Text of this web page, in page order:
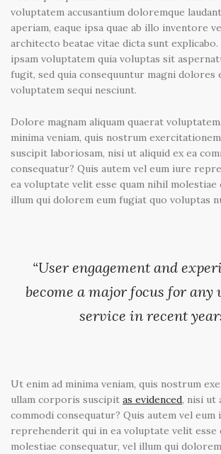
voluptatem accusantium doloremque
aperiam, eaque ipsa quae ab illo inventore
architecto beatae vitae dicta sunt explicabo.
ipsam voluptatem quia voluptas sit
fugit, sed quia consequuntur magni dolores
voluptatem sequi nesciunt.
Dolore magnam aliquam quaerat
minima veniam, quis nostrum
suscipit laboriosam, nisi ut aliquid ex ea
consequatur? Quis autem vel eum iure
ea voluptate velit esse quam nihil molestiae
illum qui dolorem eum fugiat quo voluptas
“User engagement and
become a major focus for any
service in recent
Ut enim ad minima veniam, quis nostrum
ullam corporis suscipit as evidenced, nisi ut
commodi consequatur? Quis autem vel eum
reprehenderit qui in ea voluptate velit esse
molestiae consequatur, vel illum qui